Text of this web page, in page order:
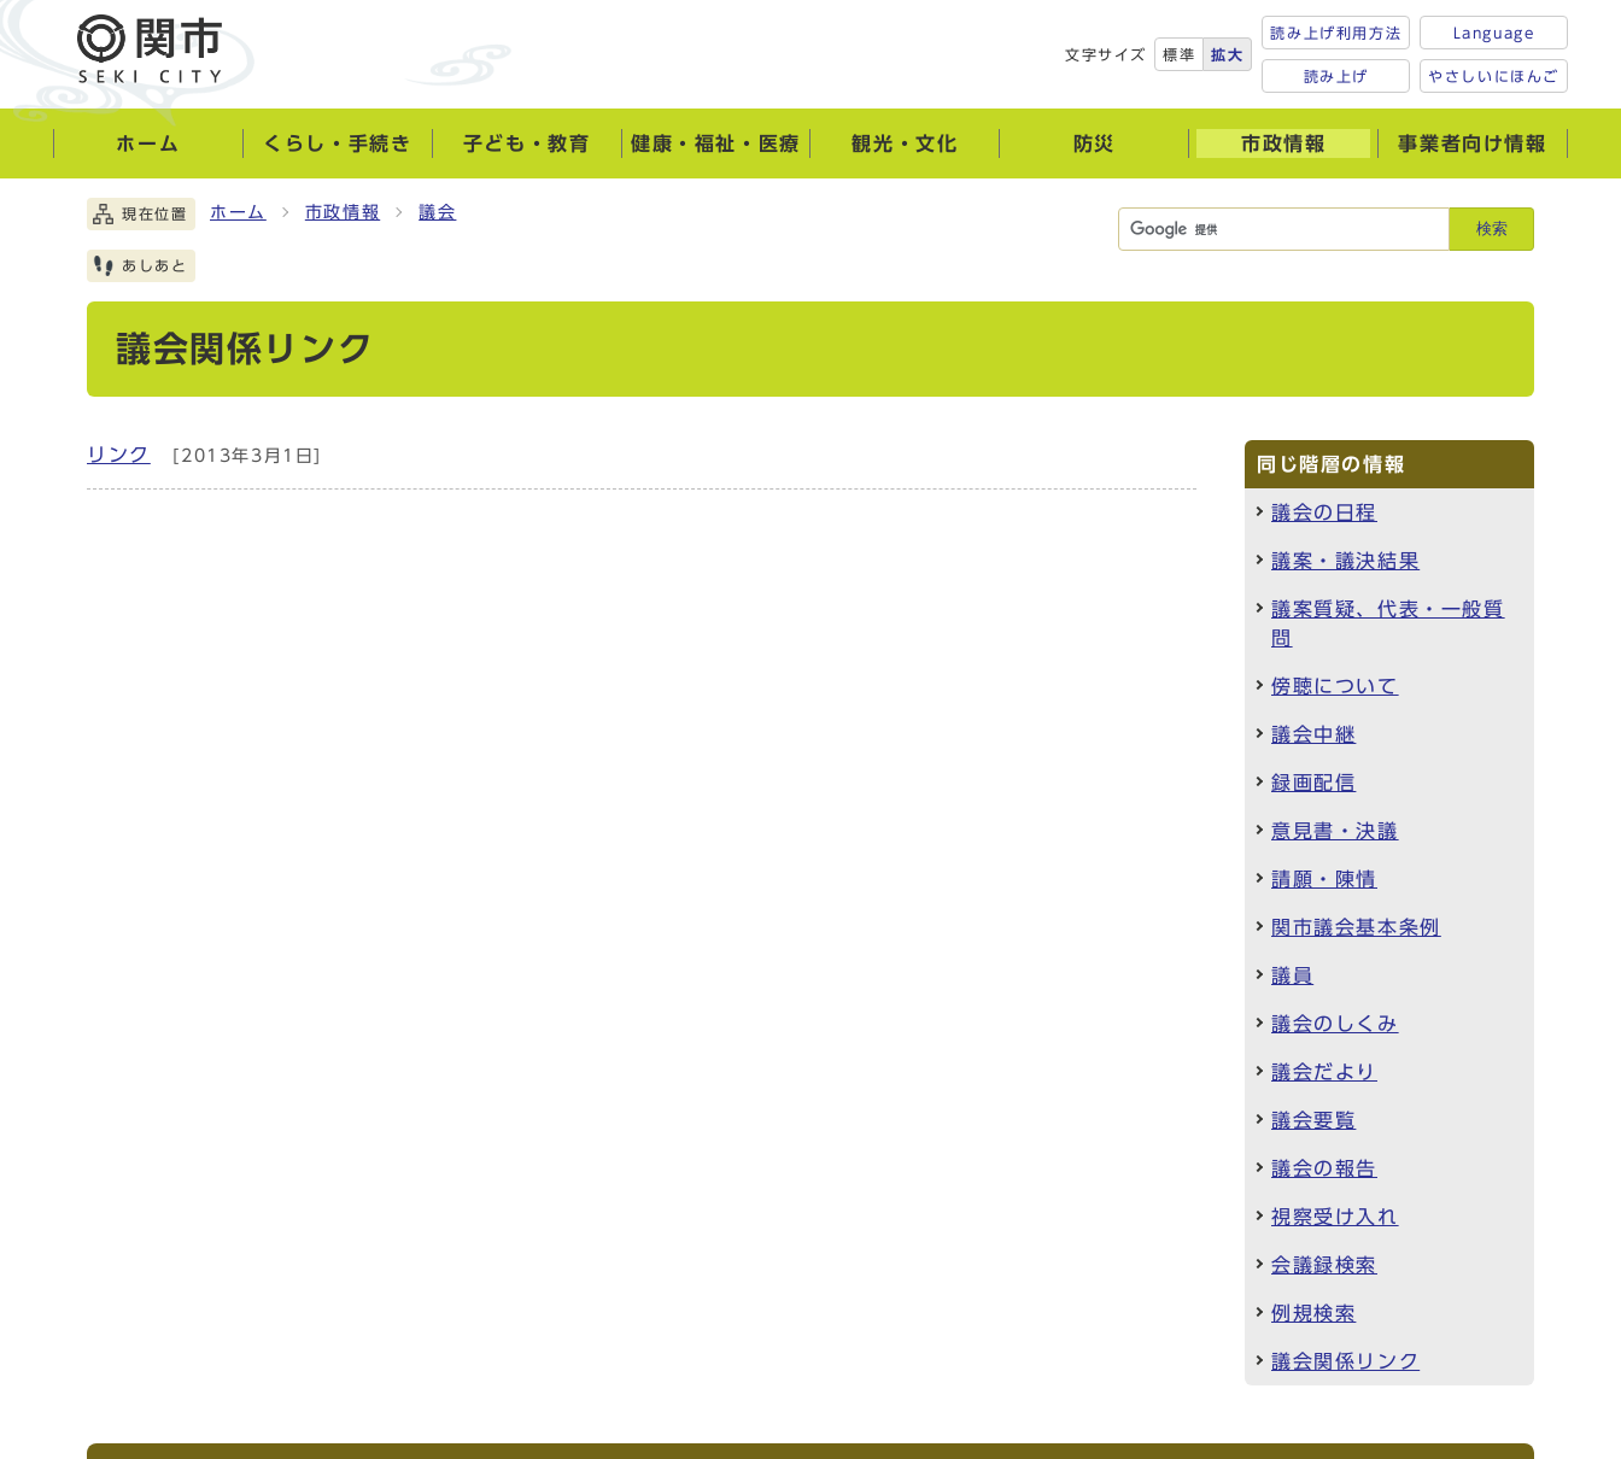
文字サイズ 標準 拡大
読み上げ利用方法
読み上げ
Language
やさしいにほんご
ホーム くらし・手続き 子ども・教育 健康・福祉・医療 観光・文化 防災 市政情報 事業者向け情報
検索
現在位置 ホーム 市政情報 議会
あしあと
議会関係リンク
リンク [2013年3月1日] 同じ階層の情報
議会の日程
議案・議決結果
議案質疑、代表・一般質
問
傍聴について
議会中継
録画配信
意見書・決議
請願・陳情
関市議会基本条例
議員
議会のしくみ
議会だより
議会要覧
議会の報告
視察受け入れ
会議録検索
例規検索
議会関係リンク